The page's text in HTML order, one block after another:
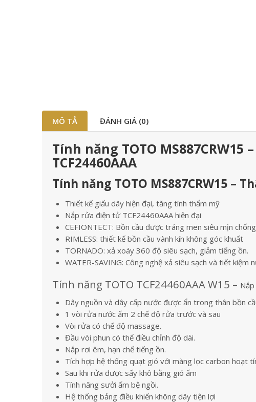
MÔ TẢ ĐÁNH GIÁ (0)
Tính năng TOTO
TCF24460AAA
Tính năng TOTO MS887CRW15 –
Thiết kế giấu dây hiện đại, tăng tính thẩm mỹ
Nắp rửa điện tử TCF24460AAA hiện đại
CEFIONTECT: Bồn cầu được tráng men siêu mịn
RIMLESS: thiết kế bồn cầu vành kín không góc khuất
TORNADO: xả xoáy 360 độ siêu sạch, giảm tiếng ồn.
WATER-SAVING: Công nghệ xả siêu sạch và tiết kiệm
Tính năng TOTO TCF24460AAA W15 –
Dây nguồn và dây cấp nước được ẩn trong thân bồn
1 vòi rửa nước ấm 2 chế độ rửa trước và sau
Vòi rửa có chế độ massage.
Đầu vòi phun có thể điều chỉnh độ dài.
Nắp rơi êm, hạn chế tiếng ồn.
Tích hợp hệ thống quạt gió với màng lọc carbon hoạt
Sau khi rửa được sấy khô bằng gió ấm
Tính năng sưởi ấm bệ ngồi.
Hệ thống bảng điều khiển không dây tiện lợi